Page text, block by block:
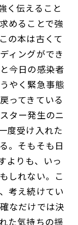
く伝えること
めることで強
の本は古くて
ィングができ
今日の感染者
やく緊急事態
ってきている
ター発生のニ
度受け入れた
。そもそも日
よりも、いっ
しれない。こ
考え続けてい
なだけでは決
た気持ちの揺